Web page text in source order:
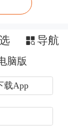
于政策的
重启金融
模同比激
银行消金
导航
脑版
载App